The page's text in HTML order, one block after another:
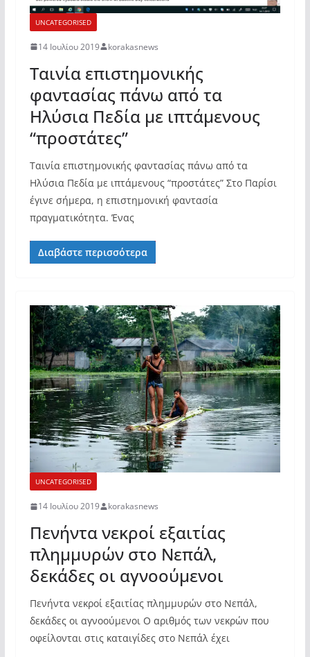
UNCATEGORISED
14 Ιουλίου 2019 korakasnews
Ταινία επιστημονικής
φαντασίας πάνω από τα
Ηλύσια Πεδία με ιπτάμενους
“προστάτες”
Ταινία επιστημονικής φαντασίας πάνω από τα
Ηλύσια Πεδία με ιπτάμενους “προστάτες” Στο Παρίσι
έγινε σήμερα, η επιστημονική φαντασία
πραγματικότητα. Ένας
Διαβάστε περισσότερα
UNCATEGORISED
14 Ιουλίου 2019 korakasnews
Πενήντα νεκροί εξαιτίας
πλημμυρών στο Νεπάλ,
δεκάδες οι αγνοούμενοι
Πενήντα νεκροί εξαιτίας πλημμυρών στο Νεπάλ,
δεκάδες οι αγνοούμενοι Ο αριθμός των νεκρών που
οφείλονται στις καταιγίδες στο Νεπάλ έχει